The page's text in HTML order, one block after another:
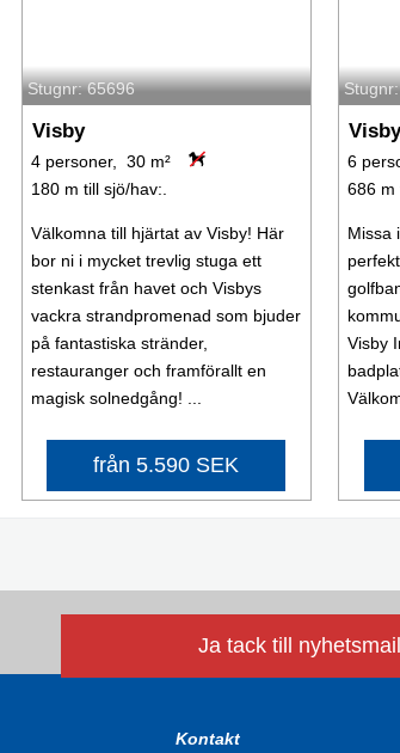
Stugnr: 65696
Visby
4 personer, 30 m²
180 m till sjö/hav:.
Välkomna till hjärtat av Visby! Här
bor ni i mycket trevlig stuga ett
stenkast från havet och Visbys
vackra strandpromenad som bjuder
på fantastiska stränder,
restauranger och framförallt en
magisk solnedgång! ...
från 5.590 SEK
6
686 m
Missa
Visby
Ja tack till nyhetsmail
Kontakt